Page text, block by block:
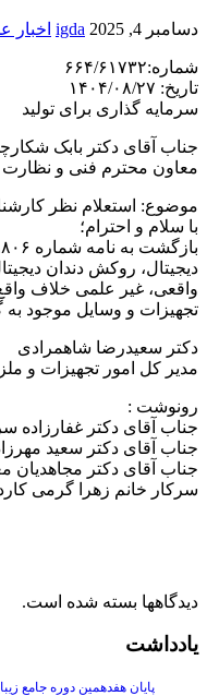
دسامبر 4, 2025 igda اخبار
شماره:۶۶۴/۶۱۷۳۲
تاریخ: ۱۴۰۴/۰۸/۲۷
سرمایه گذاری برای تولید
جناب آقای دکتر بابک
معاون محترم فنی و
موضوع: استعلام نظر
با سلام و احترام؛
دیجیتال، روکش دندان
واقعی، غیر علمی خلاف واقع
تجهیزات و وسایل موجود
دکتر سعیدرضا شاهمرادی
مدیر کل امور تجهیزات و
رونوشت :
جناب آقای دکتر
جناب آقای دکتر سعید
جناب آقای دکتر مجاهدیان
سرکار خانم زهرا گرمی
دیدگاهها بسته شده است.
یادداشت
پایان هفدهمین دوره جامع